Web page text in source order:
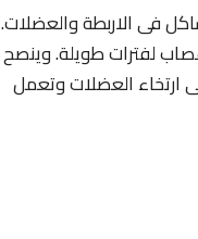
فى الاربطة والعضلات.
لفترات طويلة. وينصح
ارتخاء العضلات وتعمل